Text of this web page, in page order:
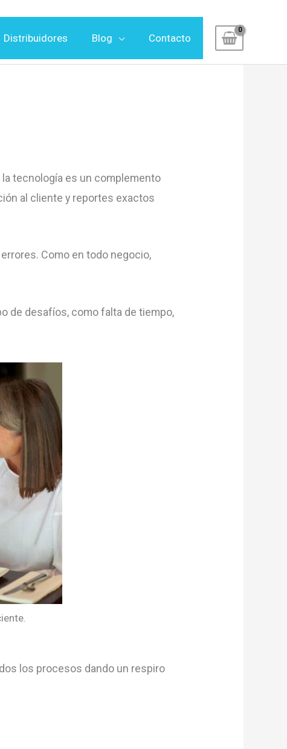
Distribuidores Blog Contacto
tecnología es un complemento
al cliente y reportes exactos
Como en todo negocio,
de desafíos, como falta de tiempo,
los procesos dando un respiro